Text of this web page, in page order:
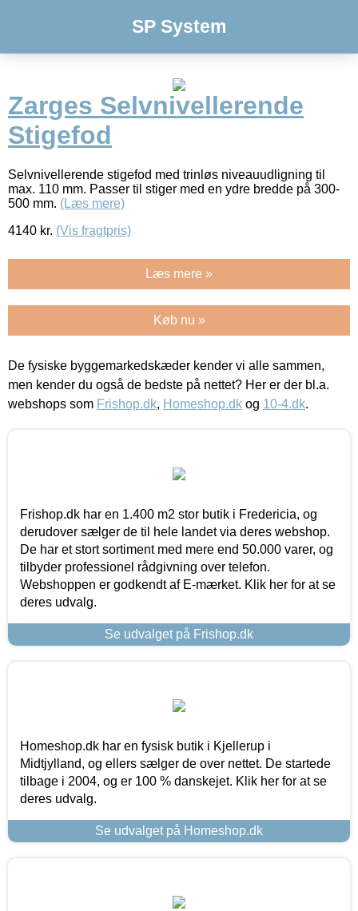
SP System
Zarges Selvnivellerende
Stigefod
Selvnivellerende stigefod med trinløs niveauudligning til
max. 110 mm. Passer til stiger med en ydre bredde på 300-
500 mm. (Læs mere)
4140 kr. (Vis fragtpris)
Læs mere »
Køb nu »
De fysiske byggemarkedskæder kender vi alle sammen,
men kender du også de bedste på nettet? Her er der bl.a.
webshops som Frishop.dk, Homeshop.dk og 10-4.dk.
Frishop.dk har en 1.400 m2 stor butik i Fredericia, og
derudover sælger de til hele landet via deres webshop.
De har et stort sortiment med mere end 50.000 varer, og
tilbyder professionel rådgivning over telefon.
Webshoppen er godkendt af E-mærket. Klik her for at se
deres udvalg.
Se udvalget på Frishop.dk
Homeshop.dk har en fysisk butik i Kjellerup i
Midtjylland, og ellers sælger de over nettet. De startede
tilbage i 2004, og er 100 % danskejet. Klik her for at se
deres udvalg.
Se udvalget på Homeshop.dk